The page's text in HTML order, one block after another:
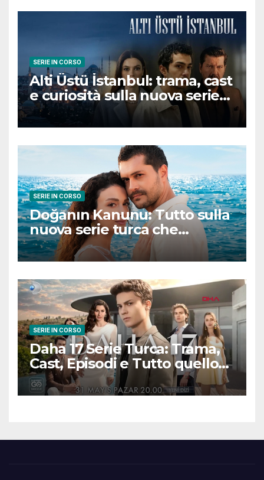
SERIE IN CORSO
Alti Üstü İstanbul: trama, cast
e curiosità sulla nuova serie
turca ambientata a Ziyanker
SERIE IN CORSO
Doğanın Kanunu: Tutto sulla
nuova serie turca che
promette emozioni e colpi di
scena
SERIE IN CORSO
Daha 17 Serie Turca: Trama,
Cast, Episodi e Tutto quello
che Devi Sapere